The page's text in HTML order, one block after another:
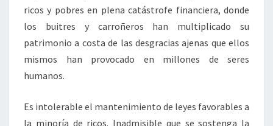
ricos y pobres en plena catástrofe financiera, donde
los buitres y carroñeros han multiplicado su
patrimonio a costa de las desgracias ajenas que ellos
mismos han provocado en millones de seres
humanos.
Es intolerable el mantenimiento de leyes favorables a
la minoría de ricos. Inadmisible que se sostenga la